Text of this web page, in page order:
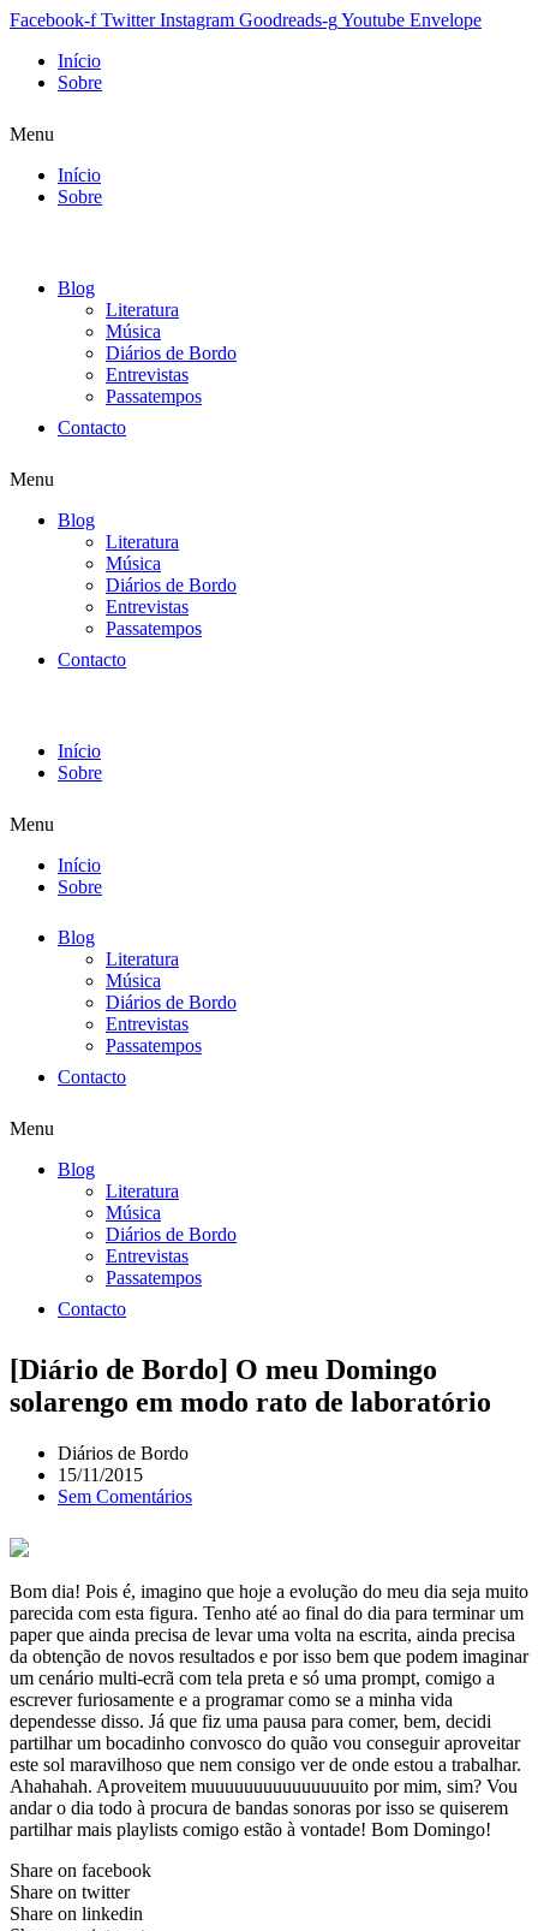
Facebook-f Twitter Instagram Goodreads-gYoutube Envelope
Início
Sobre
Menu
Início
Sobre
Blog
Literatura
Música
Diários de Bordo
Entrevistas
Passatempos
Contacto
Menu
Blog
Literatura
Música
Diários de Bordo
Entrevistas
Passatempos
Contacto
Início
Sobre
Menu
Início
Sobre
Blog
Literatura
Música
Diários de Bordo
Entrevistas
Passatempos
Contacto
Menu
Blog
Literatura
Música
Diários de Bordo
Entrevistas
Passatempos
Contacto
[Diário de Bordo] O meu Domingo
solarengo em modo rato de laboratório
Diários de Bordo
15/11/2015
Sem Comentários
Bom dia! Pois é, imagino que hoje a evolução do meu dia seja muito
parecida com esta figura. Tenho até ao final do dia para terminar um
paper que ainda precisa de levar uma volta na escrita, ainda precisa
da obtenção de novos resultados e por isso bem que podem imaginar
um cenário multi-ecrã com tela preta e só uma prompt, comigo a
escrever furiosamente e a programar como se a minha vida
dependesse disso. Já que fiz uma pausa para comer, bem, decidi
partilhar um bocadinho convosco do quão vou conseguir aproveitar
este sol maravilhoso que nem consigo ver de onde estou a trabalhar.
Ahahahah. Aproveitem muuuuuuuuuuuuuuuito por mim, sim? Vou
andar o dia todo à procura de bandas sonoras por isso se quiserem
partilhar mais playlists comigo estão à vontade! Bom Domingo!
Share on facebook
Share on twitter
Share on linkedin